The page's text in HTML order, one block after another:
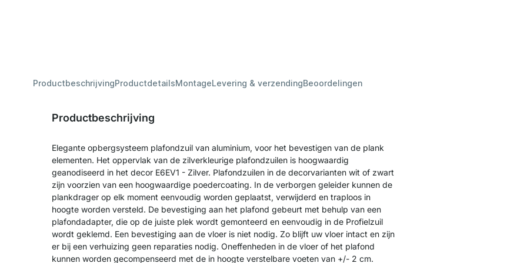
ProductbeschrijvingProductdetailsMontageLevering & verzendingBeoordelingen
Productbeschrijving
Elegante opbergsysteem plafondzuil van aluminium, voor het bevestigen van de plank
elementen. Het oppervlak van de zilverkleurige plafondzuilen is hoogwaardig
geanodiseerd in het decor E6EV1 - Zilver. Plafondzuilen in de decorvarianten wit of zwart
zijn voorzien van een hoogwaardige poedercoating. In de verborgen geleider kunnen de
plankdrager op elk moment eenvoudig worden geplaatst, verwijderd en traploos in
hoogte worden versteld. De bevestiging aan het plafond gebeurt met behulp van een
plafondadapter, die op de juiste plek wordt gemonteerd en eenvoudig in de Profielzuil
wordt geklemd. Een bevestiging aan de vloer is niet nodig. Zo blijft uw vloer intact en zijn
er bij een verhuizing geen reparaties nodig. Oneffenheden in de vloer of het plafond
kunnen worden gecompenseerd met de in hoogte verstelbare voeten van +/- 2 cm.